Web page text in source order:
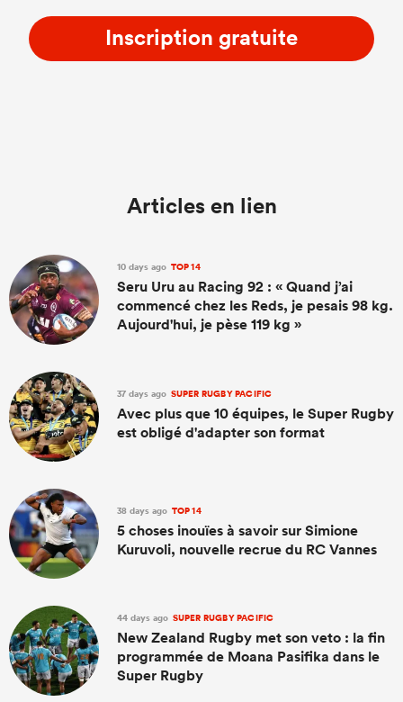
Inscription gratuite
Articles en lien
10 days ago TOP 14
Seru Uru au Racing 92 : « Quand j’ai
commencé chez les Reds, je pesais 98 kg.
Aujourd'hui, je pèse 119 kg »
37 days ago SUPER RUGBY PACIFIC
Avec plus que 10 équipes, le Super Rugby
est obligé d'adapter son format
38 days ago TOP 14
5 choses inouïes à savoir sur Simione
Kuruvoli, nouvelle recrue du RC Vannes
44 days ago SUPER RUGBY PACIFIC
New Zealand Rugby met son veto : la fin
programmée de Moana Pasifika dans le
Super Rugby